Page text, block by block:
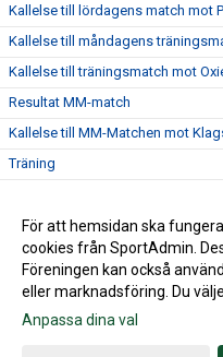
Kallelse till lördagens match mot
Kallelse till måndagens
Kallelse till träningsmatch mot
Resultat MM-match
Kallelse till MM-Matchen mot
Träning
Lördagsträningen är inställd
Gå till
För att hemsidan ska
cookies från SportAdmin.
Föreningen kan också
eller marknadsföring. Du
Anpassa dina val